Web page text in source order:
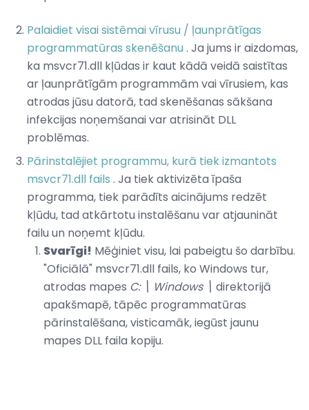
Palaidiet visai sistēmai vīrusu / ļaunprātīgas
programmatūras skenēšanu. Ja jums ir aizdomas,
ka msvcr71.dll kļūdas ir kaut kādā veidā saistītas
ar ļaunprātīgām programmām vai vīrusiem, kas
atrodas jūsu datorā, tad skenēšanas sākšana
infekcijas noņemšanai var atrisināt DLL
problēmas.
Pārinstalējiet programmu, kurā tiek izmantots
msvcr71.dll fails . Ja tiek aktivizēta īpaša
programma, tiek parādīts aicinājums redzēt
kļūdu, tad atkārtotu instalēšanu var atjaunināt
failu un noņemt kļūdu.
Svarīgi! Mēģiniet visu, lai pabeigtu šo darbību.
"Oficiālā" msvcr71.dll fails, ko Windows tur,
atrodas mapes C: \ Windows \ direktorijā
apakšmapē, tāpēc programmatūras
pārinstalēšana, visticamāk, iegūst jaunu
mapes DLL faila kopiju.